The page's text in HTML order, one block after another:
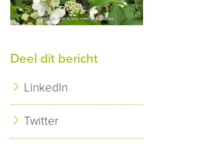
Deel dit bericht
LinkedIn
Twitter